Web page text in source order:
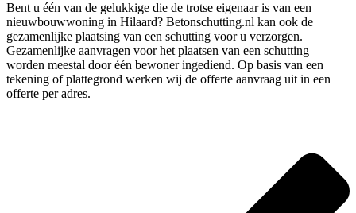
Bent u één van de gelukkige die de trotse eigenaar is van een
nieuwbouwwoning in Hilaard? Betonschutting.nl kan ook de
gezamenlijke plaatsing van een schutting voor u verzorgen.
Gezamenlijke aanvragen voor het plaatsen van een schutting
worden meestal door één bewoner ingediend. Op basis van een
tekening of plattegrond werken wij de offerte aanvraag uit in een
offerte per adres.